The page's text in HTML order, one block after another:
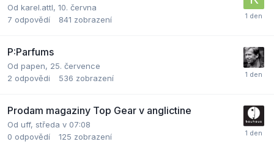
Od karel.attl, 10. června
7 odpovědí 841 zobrazení
P:Parfums
Od papen, 25. července
2 odpovědi 536 zobrazení
Prodam magaziny Top Gear v anglictine
Od uff, středa v 07:08
0 odpovědí 125 zobrazení